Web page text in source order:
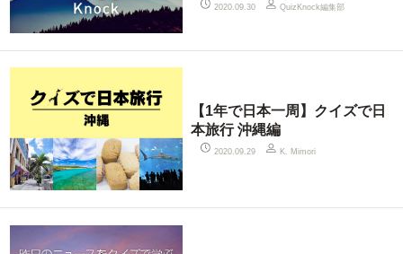
2020.09.30 QuizKnock編集部
【1年で日本一周】クイズで日
本旅行 沖縄編
2020.09.29 K. Mimori